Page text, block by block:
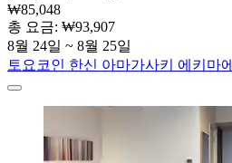
₩85,048
총 요금: ₩93,907
8월 24일 ~ 8월 25일
토요코인 한신 아마가사키 에키마에